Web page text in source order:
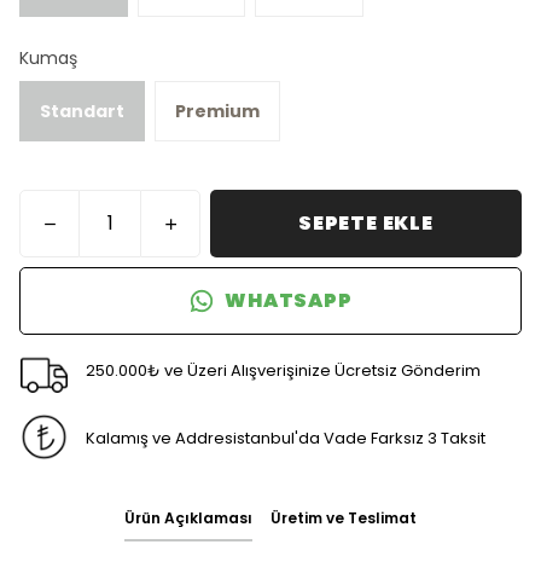
Kumaş
Standart Premium
SEPETE EKLE
WHATSAPP
250.000₺ ve Üzeri Alışverişinize Ücretsiz Gönderim
Kalamış ve Addresistanbul'da Vade Farksız 3 Taksit
Ürün Açıklaması Üretim ve Teslimat